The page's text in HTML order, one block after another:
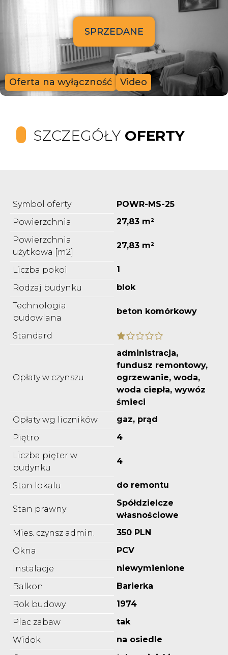
Oferta na wyłączność Video
SPRZEDANE
SZCZEGÓŁY OFERTY
Symbol oferty
POWR-MS-25
Powierzchnia
27,83 m²
Powierzchnia
użytkowa [m2]
27,83 m²
Liczba pokoi
1
Rodzaj budynku
blok
Technologia
budowlana
beton komórkowy
Standard
Opłaty w czynszu
administracja,
fundusz remontowy,
ogrzewanie, woda,
woda ciepła, wywóz
śmieci
Opłaty wg liczników
gaz, prąd
Piętro
4
Liczba pięter w
budynku
4
Stan lokalu do remontu
Stan prawny
Spółdzielcze
własnościowe
Mies. czynsz admin.
350 PLN
Okna
PCV
Instalacje
niewymienione
Balkon
Barierka
Rok budowy
1974
Plac zabaw
tak
Widok
na osiedle